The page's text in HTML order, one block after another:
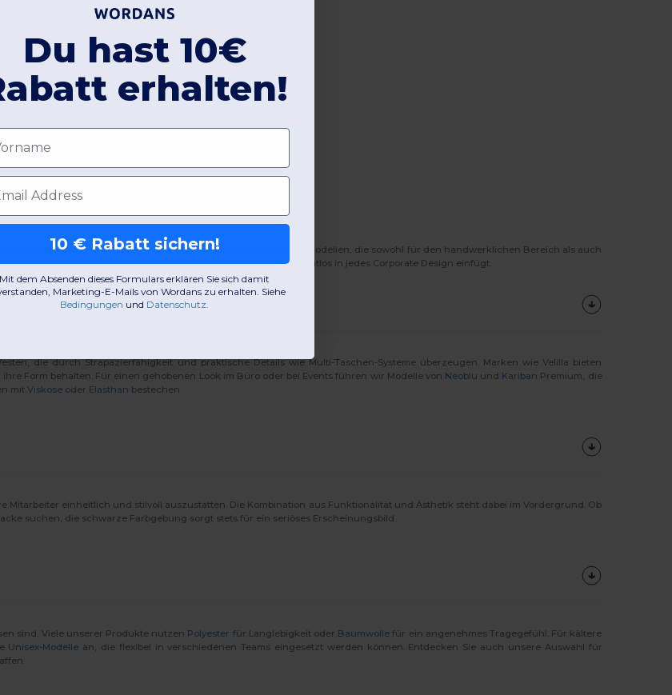
In unserem Sortiment finden Sie eine gezielte Auswahl an Modellen, die sowohl für den handwerklichen Bereich als auch
dass sie Schmutz gegenüber unempfindlich ist und sich nahtlos in jedes Corporate Design einfügt.
die durch Strapazierfähigkeit und praktische Details wie Multi-Taschen-Systeme überzeugen. Marken wieVelilla bieten
Form behalten. Für einen gehobenen Look im Büro oder bei Events führen wir Modelle von Neoblu und Kariban Premium, die
mitViskose oder Elasthan bestechen.
Mitarbeiter einheitlich und stilvoll auszustatten. Die Kombination aus Funktionalität und Ästhetik steht dabei im Vordergrund. Ob
suchen, die schwarze Farbgebung sorgt stets für ein seriöses Erscheinungsbild.
sind. Viele unserer Produkte nutzen Polyester für Langlebigkeit oder Baumwolle für ein angenehmes Tragegefühl. Für kältere
Unisex-Modelle an, die flexibel in verschiedenen Teams eingesetzt werden können. Entdecken Sie auch unsere Auswahl für
Du hast 10€
erhalten!
Adresse
10 € Rabatt sichern!
Mit dem Absenden dieses Formulars erklären Sie sich damit
Marketing-E-Mails von Wordans zu erhalten. Siehe
Bedingungen und Datenschutz